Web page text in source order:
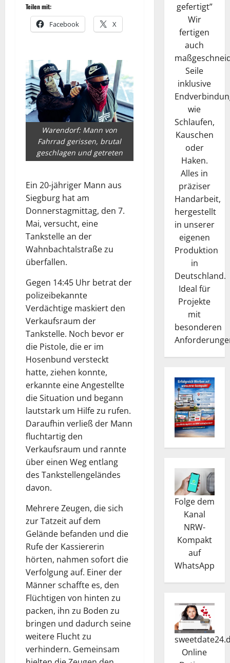
Teilen mit:
Facebook X
Warendorf: Mann von
Fahrrad gerissen, brutal
geschlagen und getreten
Ein 20-jähriger Mann aus
Siegburg hat am
Donnerstagmittag, den 7.
Mai, versucht, eine
Tankstelle an der
Wahnbachtalstraße zu
überfallen.
Gegen 14:45 Uhr betrat der
polizeibekannte
Verdächtige maskiert den
Verkaufsraum der
Tankstelle. Noch bevor er
die Pistole, die er im
Hosenbund versteckt
hatte, ziehen konnte,
erkannte eine Angestellte
die Situation und begann
lautstark um Hilfe zu rufen.
Daraufhin verließ der Mann
fluchtartig den
Verkaufsraum und rannte
über einen Weg entlang
des Tankstellengeländes
davon.
Mehrere Zeugen, die sich
zur Tatzeit auf dem
Gelände befanden und die
Rufe der Kassiererin
hörten, nahmen sofort die
Verfolgung auf. Einer der
Männer schaffte es, den
Flüchtigen von hinten zu
packen, ihn zu Boden zu
bringen und dadurch seine
weitere Flucht zu
verhindern. Gemeinsam
gefertigt”
Wir
fertigen
auch
Seile
inklusive
wie
Schlaufen,
Kauschen
oder
Haken.
Alles in
präziser
Handarbeit,
hergestellt
in unserer
eigenen
Produktion
in
Deutschland.
Ideal für
Projekte
mit
besonderen
Folge dem
Kanal
NRW-
Kompakt
auf
WhatsApp
Online